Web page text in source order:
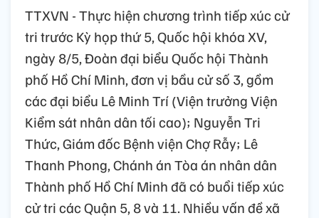
TTXVN - Thực hiện chương trình tiếp xúc cử
tri trước Kỳ họp thứ 5, Quốc hội khóa XV,
ngày 8/5, Đoàn đại biểu Quốc hội Thành
phố Hồ Chí Minh, đơn vị bầu cử số 3, gồm
các đại biểu Lê Minh Trí (Viện trưởng Viện
Kiểm sát nhân dân tối cao); Nguyễn Tri
Thức, Giám đốc Bệnh viện Chợ Rẫy; Lê
Thanh Phong, Chánh án Tòa án nhân dân
Thành phố Hồ Chí Minh đã có buổi tiếp xúc
cử tri các Quận 5, 8 và 11. Nhiều vấn đề xã